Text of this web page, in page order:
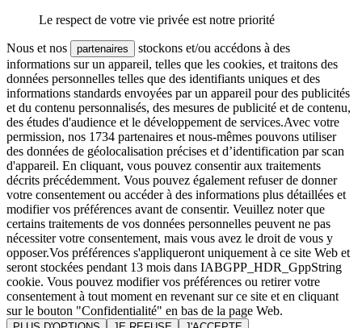
Le respect de votre vie privée est notre priorité
Nous et nos partenaires
stockons et/ou accédons à des
informations sur un appareil, telles que les cookies, et traitons des
données personnelles telles que des identifiants uniques et des
informations standards envoyées par un appareil pour des publicités
et du contenu personnalisés, des mesures de publicité et de contenu,
des études d'audience et le développement de services.Avec votre
permission, nos 1734 partenaires et nous-mêmes pouvons utiliser
des données de géolocalisation précises et d’identification par scan
d'appareil. En cliquant, vous pouvez consentir aux traitements
décrits précédemment. Vous pouvez également refuser de donner
votre consentement ou accéder à des informations plus détaillées et
modifier vos préférences avant de consentir. Veuillez noter que
certains traitements de vos données personnelles peuvent ne pas
nécessiter votre consentement, mais vous avez le droit de vous y
opposer.Vos préférences s'appliqueront uniquement à ce site Web et
seront stockées pendant 13 mois dans IABGPP_HDR_GppString
cookie. Vous pouvez modifier vos préférences ou retirer votre
consentement à tout moment en revenant sur ce site et en cliquant
sur le bouton "Confidentialité" en bas de la page Web.